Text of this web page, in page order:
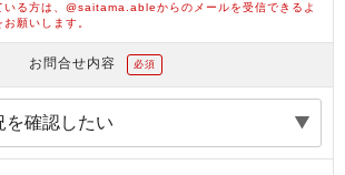
る方は、@saitama.ableからのメールを受信できるよ
願いします。
お問合せ内容 必須